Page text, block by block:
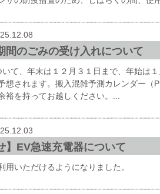
間のごみの受け入れについて
て、年末は１２月３１日まで、年始は
想されます。搬入混雑予測カレンダー
裕を持ってお越しください。...
】EV急速充電器について
用いただけるようになりました。